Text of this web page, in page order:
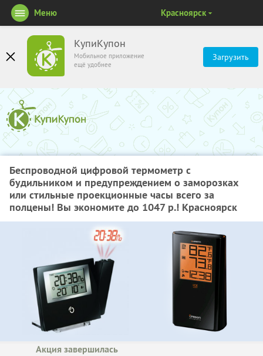
КупиКупон
Мобильное приложение
ещё удобнее
Загрузить
Меню Красноярск
Беспроводной цифровой термометр с
будильником и предупреждением о заморозках
или стильные проекционные часы всего за
полцены! Вы экономите до 1047 р.! Красноярск
Акция завершилась